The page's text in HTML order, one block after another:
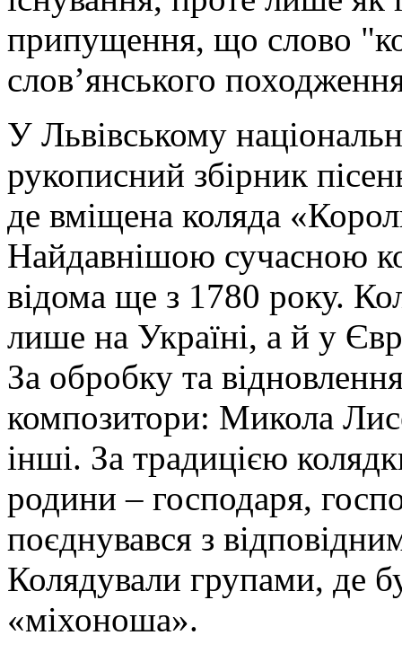
припущення, що слово
слов’янського
У Львівському
рукописний збірник
де вміщена коляда
Найдавнішою сучасною
відома ще з 1780 року.
лише на Україні, а й у
За обробку та
композитори: Микола
інші. За традицією
родини – господаря,
поєднувався з
Колядували групами, де
«міхоноша».